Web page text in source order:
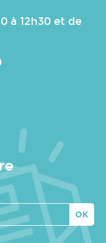
à 12h30 et de